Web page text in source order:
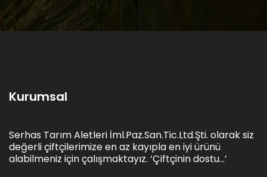
Kurumsal
Serhas Tarım Aletleri İml.Paz.San.Tic.Ltd.Şti. olarak siz
değerli çiftçilerimize en az kayıpla en iyi ürünü
alabilmeniz için çalışmaktayız. ‘Çiftçinin dostu…’